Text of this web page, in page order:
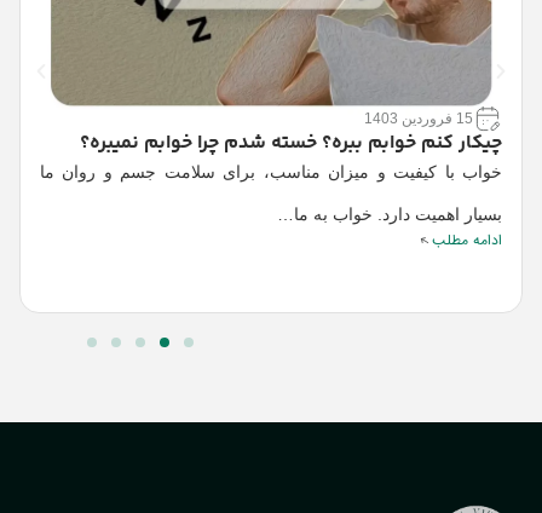
15 فروردین 1403
چیکار کنم خوابم ببره؟ خسته شدم چرا خوابم نمیبره؟
خواب با کیفیت و میزان مناسب، برای سلامت جسم و روان ما
بسیار اهمیت دارد. خواب به ما…
ادامه مطلب